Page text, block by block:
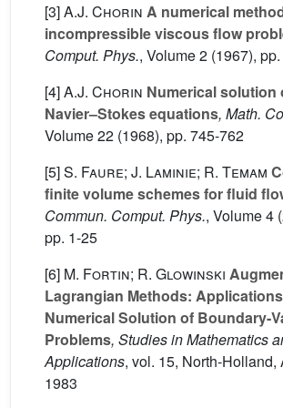
[3]A.J. Chorin A numerical
incompressible viscous flow
Comput. Phys., Volume 2 (1967),
[4]A.J. Chorin Numerical solution
Navier–Stokes equations, Math.
Volume 22 (1968), pp. 745-762
[5]S. Faure; J. Laminie; R. Temam
finite volume schemes for fluid
Commun. Comput. Phys., Volume 4
pp. 1-25
[6] M. Fortin; R. Glowinski
Lagrangian Methods:
Numerical Solution of Boundary-
Problems, Studies in Mathematics
Applications, vol. 15, North-Holland,
1983